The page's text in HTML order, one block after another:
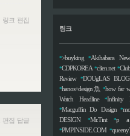
링크 편집
편집 답글
링크
*>buyking *Akihabara
*CDPKOREA *clien.net *
Review
*DOUgLAS BLOG
*hanos+design魚 *how far
Watch Headline
*Infinity
*Macguffin Do Design *
DESIGN
*Mr.Tint *p
*PMPINSIDE.COM *